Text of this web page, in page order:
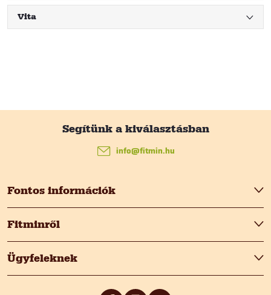
Vita
b
é
c
Fontos információk
Fitminről
Ügyfeleknek
info@fitmin.hu